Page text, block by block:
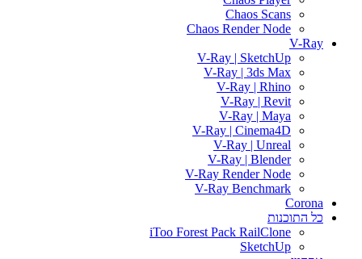
Chaos Scans
Chaos Render Node
V-Ray
V-Ray | SketchUp
V-Ray | 3ds Max
V-Ray | Rhino
V-Ray | Revit
V-Ray | Maya
V-Ray | Cinema4D
V-Ray | Unreal
V-Ray | Blender
V-Ray Render Node
V-Ray Benchmark
Corona
כל התוכנות
iToo Forest Pack RailClone
SketchUp